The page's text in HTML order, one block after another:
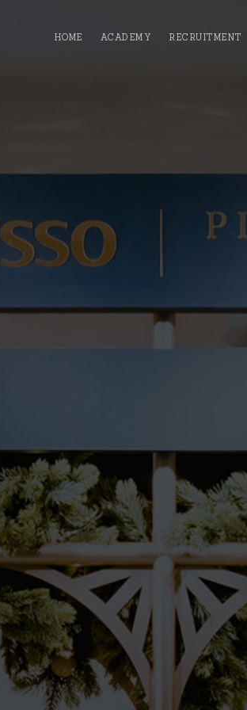
HOME ACADEMY RECRUITMENT